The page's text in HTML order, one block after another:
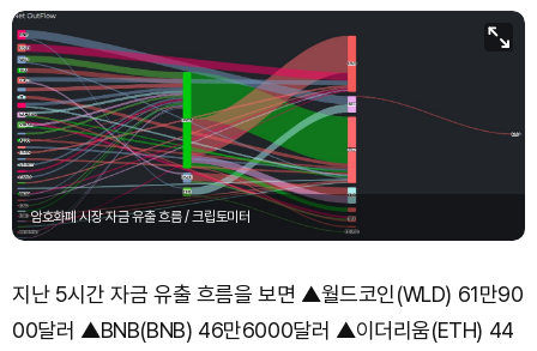
암호화폐 시장 자금 유출 흐름 / 크립토미터
지난 5시간 자금 유출 흐름을 보면 ▲월드코인(WLD) 61만90
00달러 ▲BNB(BNB) 46만6000달러 ▲이더리움(ETH) 44